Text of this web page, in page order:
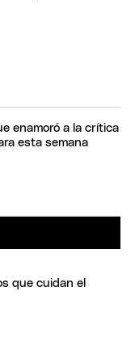
enamoró a la crítica
esta semana
que cuidan el